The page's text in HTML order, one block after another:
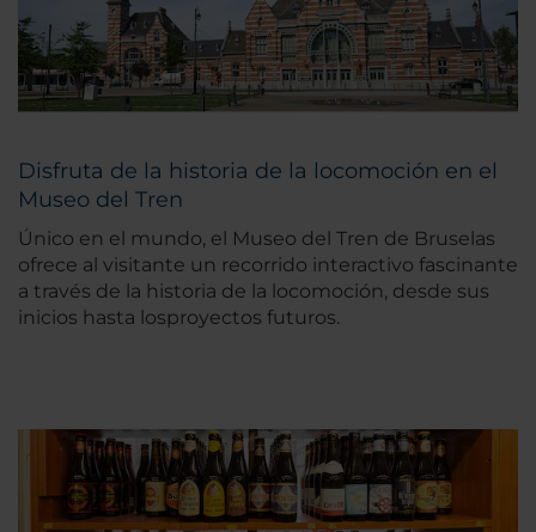
Disfruta de la historia de la locomoción en el
Museo del Tren
Único en el mundo, el Museo del Tren de Bruselas
ofrece al visitante un recorrido interactivo fascinante
a través de la historia de la locomoción, desde sus
inicios hasta losproyectos futuros.